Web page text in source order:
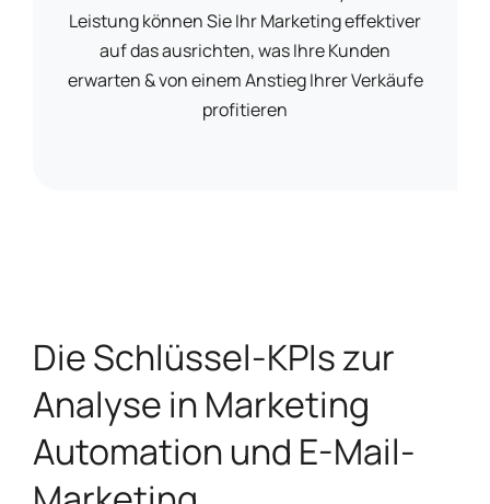
Leistung können Sie Ihr Marketing effektiver
auf das ausrichten, was Ihre Kunden
erwarten & von einem Anstieg Ihrer Verkäufe
profitieren
Die Schlüssel-KPIs zur
Analyse in Marketing
Automation und E-Mail-